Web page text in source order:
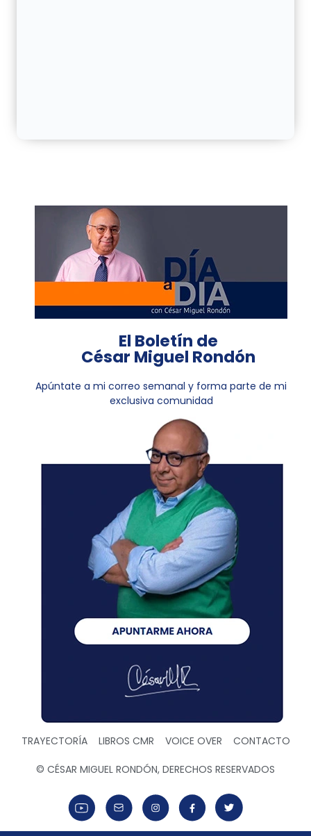
El Boletín de
César Miguel Rondón
Apúntate a mi correo semanal y forma parte de mi
exclusiva comunidad
TRAYECTORÍA LIBROS CMR VOICE OVER CONTACTO
© CÉSAR MIGUEL RONDÓN, DERECHOS RESERVADOS